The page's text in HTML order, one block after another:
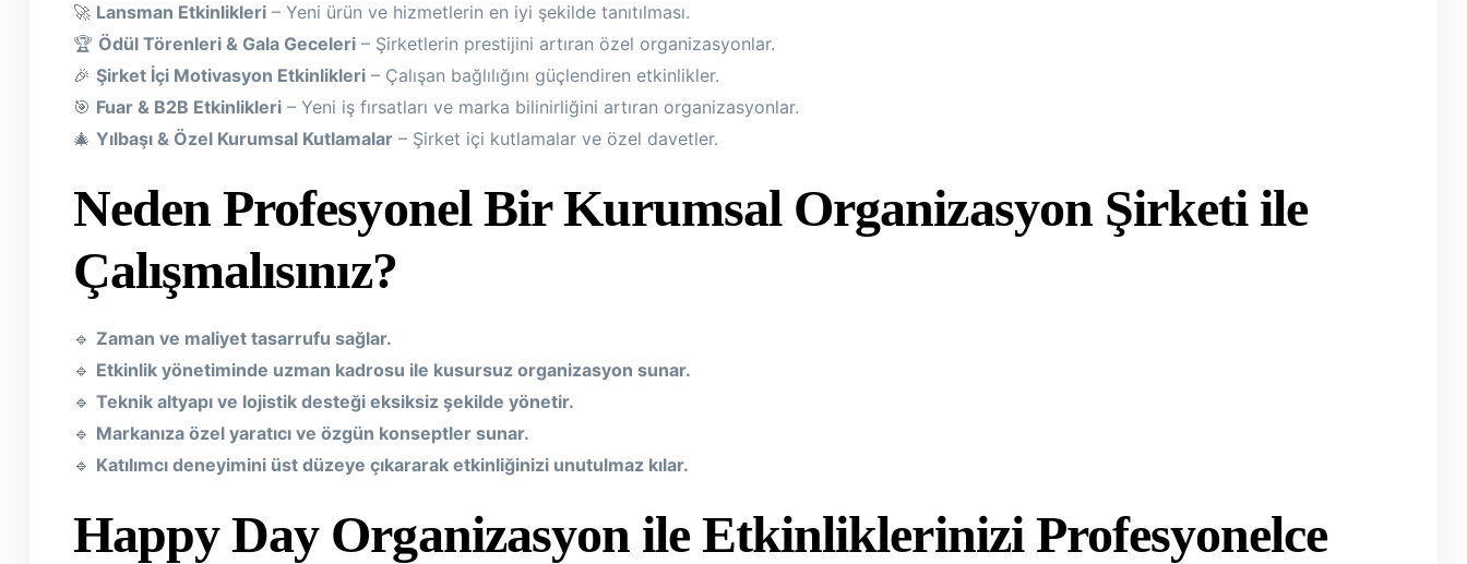
🚀 Lansman Etkinlikleri – Yeni ürün ve hizmetlerin en iyi şekilde tanıtılması.
🏆 Ödül Törenleri & Gala Geceleri – Şirketlerin prestijini artıran özel organizasyonlar.
🎉 Şirket İçi Motivasyon Etkinlikleri – Çalışan bağlılığını güçlendiren etkinlikler.
🎯 Fuar & B2B Etkinlikleri – Yeni iş fırsatları ve marka bilinirliğini artıran organizasyonlar.
🎄 Yılbaşı & Özel Kurumsal Kutlamalar – Şirket içi kutlamalar ve özel davetler.
Neden Profesyonel Bir Kurumsal Organizasyon Şirketi ile
Çalışmalısınız?
🔹 Zaman ve maliyet tasarrufu sağlar.
🔹 Etkinlik yönetiminde uzman kadrosu ile kusursuz organizasyon sunar.
🔹 Teknik altyapı ve lojistik desteği eksiksiz şekilde yönetir.
🔹 Markanıza özel yaratıcı ve özgün konseptler sunar.
🔹 Katılımcı deneyimini üst düzeye çıkararak etkinliğinizi unutulmaz kılar.
Happy Day Organizasyon ile Etkinliklerinizi Profesyonelce